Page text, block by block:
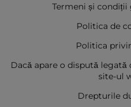
Termeni și condiții
Politica de
Politica
Dacă apare o dispută
site-ul
Drepturile